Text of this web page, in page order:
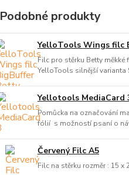
Podobné produkty
YelloTools Wings filc
Filc pro stěrku Betty
YelloTools silnější varianta
Yellotools MediaCard
Pomůcka na označování
fólií s možností psaní o
Červený Filc A5
Filc na stěrku rozměr : 15 x